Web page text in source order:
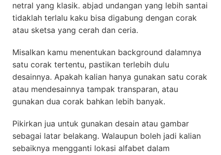
netral yang klasik. abjad undangan yang lebih santai
tidaklah terlalu kaku bisa digabung dengan corak
atau sketsa yang cerah dan ceria.
Misalkan kamu menentukan background dalamnya
satu corak tertentu, pastikan terlebih dulu
desainnya. Apakah kalian hanya gunakan satu corak
atau mendesainnya tampak transparan, atau
gunakan dua corak bahkan lebih banyak.
Pikirkan jua untuk gunakan desain atau gambar
sebagai latar belakang. Walaupun boleh jadi kalian
sebaiknya mengganti lokasi alfabet dalam